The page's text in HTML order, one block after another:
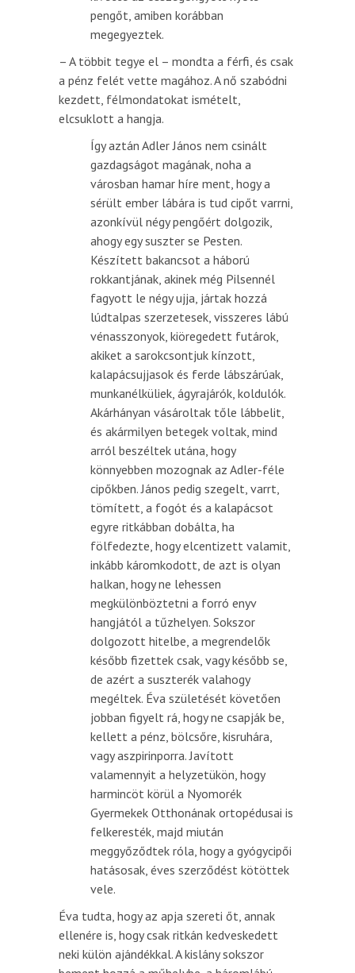
pengőt, amiben korábban
megegyeztek.
– A többit tegye el – mondta a férfi, és csak
a pénz felét vette magához. A nő szabódni
kezdett, félmondatokat ismételt,
elcsuklott a hangja.
Így aztán Adler János nem csinált
gazdagságot magának, noha a
városban hamar híre ment, hogy a
sérült ember lábára is tud cipőt varrni,
azonkívül négy pengőért dolgozik,
ahogy egy suszter se Pesten.
Készített bakancsot a háború
rokkantjának, akinek még Pilsennél
fagyott le négy ujja, jártak hozzá
lúdtalpas szerzetesek, visszeres lábú
vénasszonyok, kiöregedett futárok,
akiket a sarokcsontjuk kínzott,
kalapácsujjasok és ferde lábszárúak,
munkanélküliek, ágyrajárók, koldulók.
Akárhányan vásároltak tőle lábbelit,
és akármilyen betegek voltak, mind
arról beszéltek utána, hogy
könnyebben mozognak az Adler-féle
cipőkben. János pedig szegelt, varrt,
tömített, a fogót és a kalapácsot
egyre ritkábban dobálta, ha
fölfedezte, hogy elcentizett valamit,
inkább káromkodott, de azt is olyan
halkan, hogy ne lehessen
megkülönböztetni a forró enyv
hangjától a tűzhelyen. Sokszor
dolgozott hitelbe, a megrendelők
később fizettek csak, vagy később se,
de azért a suszterék valahogy
megéltek. Éva születését követően
jobban figyelt rá, hogy ne csapják be,
kellett a pénz, bölcsőre, kisruhára,
vagy aszpirinporra. Javított
valamennyit a helyzetükön, hogy
harmincöt körül a Nyomorék
Gyermekek Otthonának ortopédusai is
felkeresték, majd miután
meggyőződtek róla, hogy a gyógycipői
hatásosak, éves szerződést kötöttek
vele.
Éva tudta, hogy az apja szereti őt, annak
ellenére is, hogy csak ritkán kedveskedett
neki külön ajándékkal. A kislány sokszor